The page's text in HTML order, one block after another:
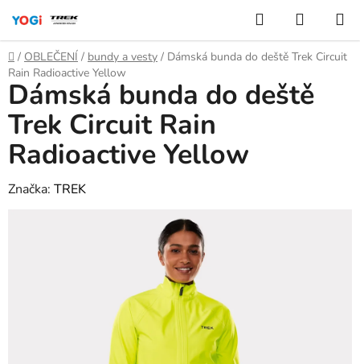
obsah
Hledat
KOŠÍK
Domů
/ OBLEČENÍ / bundy a vesty / Dámská bunda do deště Trek Circuit
Rain Radioactive Yellow
Dámská bunda do deště
Trek Circuit Rain
Radioactive Yellow
Značka: TREK